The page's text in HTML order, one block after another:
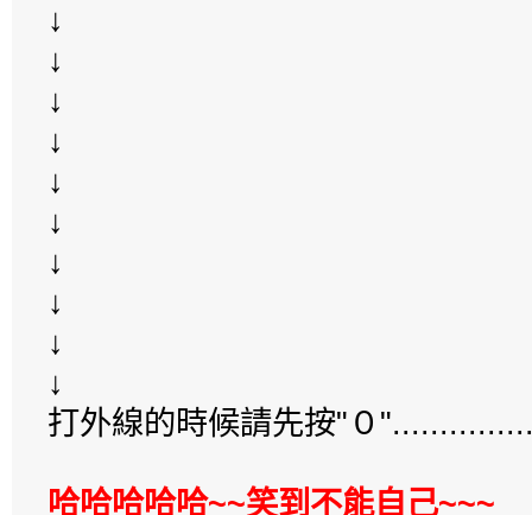
↓
↓
↓
↓
↓
↓
↓
↓
↓
↓
打外線的時候請先按"０
哈哈哈哈哈~~笑到不能自己~~~